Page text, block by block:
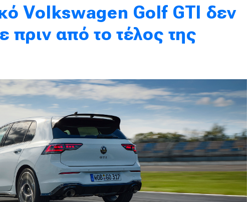
Volkswagen Golf GTI δεν
πριν από το τέλος της